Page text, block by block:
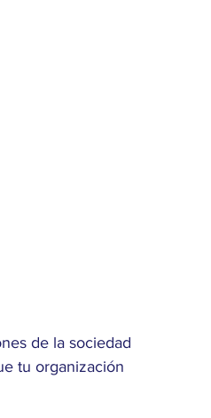
de la sociedad
tu organización